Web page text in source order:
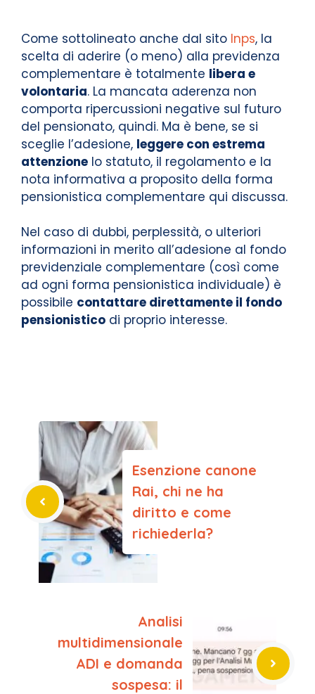
Come sottolineato anche dal sito Inps, la
scelta di aderire (o meno) alla previdenza
complementare è totalmente libera e
volontaria. La mancata aderenza non
comporta ripercussioni negative sul futuro
del pensionato, quindi. Ma è bene, se si
sceglie l’adesione, leggere con estrema
attenzione lo statuto, il regolamento e la
nota informativa a proposito della forma
pensionistica complementare qui discussa.
Nel caso di dubbi, perplessità, o ulteriori
informazioni in merito all’adesione al fondo
previdenziale complementare (così come
ad ogni forma pensionistica individuale) è
possibile contattare direttamente il fondo
pensionistico di proprio interesse.
Esenzione canone
Rai, chi ne ha
diritto e come
richiederla?
Analisi
multidimensionale
ADI e domanda
sospesa: il